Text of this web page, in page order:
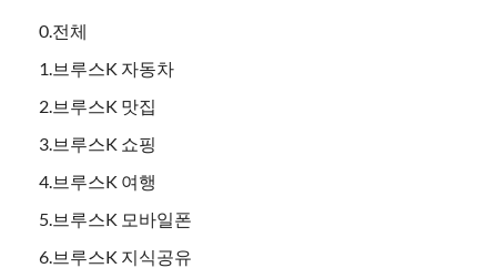
0.전체
1.브루스K 자동차
2.브루스K 맛집
3.브루스K 쇼핑
4.브루스K 여행
5.브루스K 모바일폰
6.브루스K 지식공유